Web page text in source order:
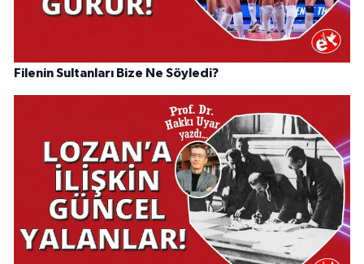
Filenin Sultanları Bize Ne Söyledi?